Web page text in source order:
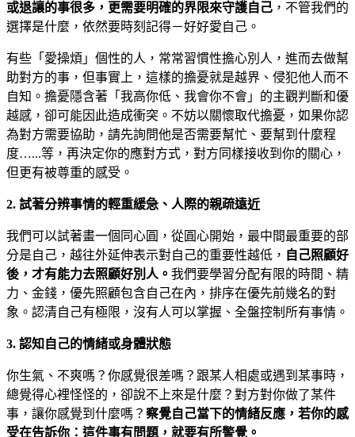
或退讓的事很多，更需要明確的界限來守護自己 ，不管我們的
選擇是什麼，依然要時刻記得－好好愛自己。
有些「愛操煩」個性的人，常常習慣性擔心別人，進而去做幫
助對方的事，但事實上，這樣的擔憂就是越界、侵犯他人而不
自知。擔憂隱含著「我高你低、我會你不會」的主觀判斷和優
越感，卻可能因此造成衝突。不妨以關懷取代擔憂，如果你認
為對方需要協助，請先詢問他是否需要幫忙、要幫到什麼程
度…...等，再決定你的應對方式，對方同樣接收到你的關心，
但更有被尊重的感受。
2. 試著分辨事情的輕重緩急、人際的親疏遠近
我們可以試著畫一個同心圓，從圓心開始，最中間最重要的部
分是自己，越往外延伸表示對自己的重要性越低， 自己照顧好
後，才有能力去照顧好別人。 我們要學習分配有限的時間、精
力、金錢，優先照顧包含自己在內，排序在優先前幾名的對
象。認清自己有極限，沒有人可以掌握、全盤控制所有事情。
3. 認知自己的情緒或身體狀態
你生氣、不爽嗎？你感覺很差嗎？跟某人相處或遇到某事時，
總覺得心裡怪怪的，卻說不上來是什麼？對方對你做了某件
事，讓你感覺到什麼嗎？ 察覺自己當下的情緒反應，若你的感
受在告訴你：這件事有問題，就要有所警覺。